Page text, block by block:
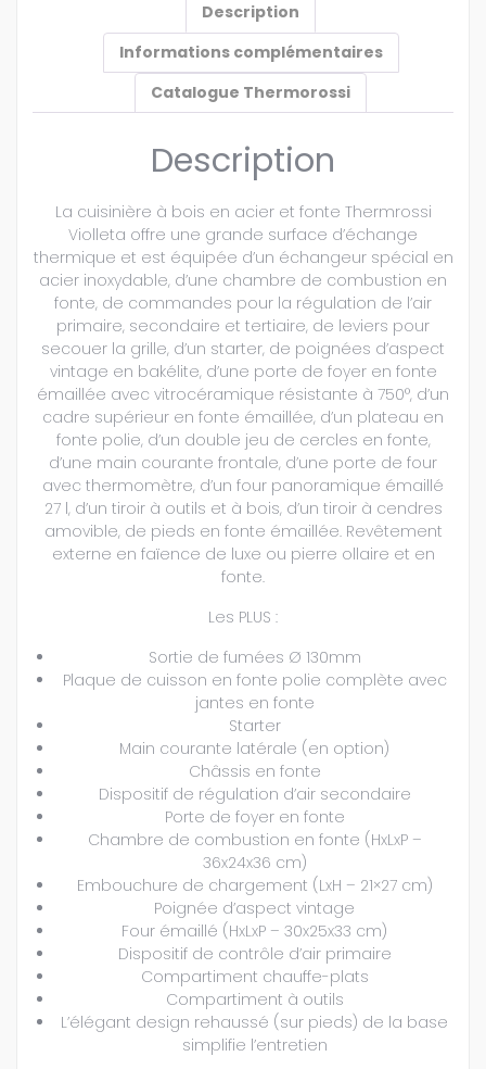
Description
Informations complémentaires
Catalogue Thermorossi
Description
La cuisinière à bois en acier et fonte Thermrossi
Violleta offre une grande surface d’échange
thermique et est équipée d’un échangeur spécial en
acier inoxydable, d’une chambre de combustion en
fonte, de commandes pour la régulation de l’air
primaire, secondaire et tertiaire, de leviers pour
secouer la grille, d’un starter, de poignées d’aspect
vintage en bakélite, d’une porte de foyer en fonte
émaillée avec vitrocéramique résistante à 750°, d’un
cadre supérieur en fonte émaillée, d’un plateau en
fonte polie, d’un double jeu de cercles en fonte,
d’une main courante frontale, d’une porte de four
avec thermomètre, d’un four panoramique émaillé
27 l, d’un tiroir à outils et à bois, d’un tiroir à cendres
amovible, de pieds en fonte émaillée. Revêtement
externe en faïence de luxe ou pierre ollaire et en
fonte.
Les PLUS :
Sortie de fumées Ø 130mm
Plaque de cuisson en fonte polie complète avec
jantes en fonte
Starter
Main courante latérale (en option)
Châssis en fonte
Dispositif de régulation d’air secondaire
Porte de foyer en fonte
Chambre de combustion en fonte (HxLxP –
36x24x36 cm)
Embouchure de chargement (LxH – 21×27 cm)
Poignée d’aspect vintage
Four émaillé (HxLxP – 30x25x33 cm)
Dispositif de contrôle d’air primaire
Compartiment chauffe-plats
Compartiment à outils
L’élégant design rehaussé (sur pieds) de la base
simplifie l’entretien